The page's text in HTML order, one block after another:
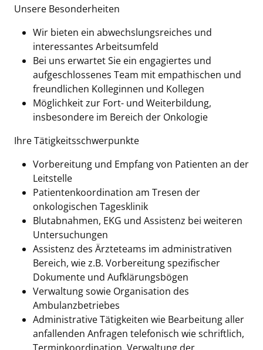
Unsere Besonderheiten
Wir bieten ein abwechslungsreiches und
interessantes Arbeitsumfeld
Bei uns erwartet Sie ein engagiertes und
aufgeschlossenes Team mit empathischen und
freundlichen Kolleginnen und Kollegen
Möglichkeit zur Fort- und Weiterbildung,
insbesondere im Bereich der Onkologie
Ihre Tätigkeitsschwerpunkte
Vorbereitung und Empfang von Patienten an der
Leitstelle
Patientenkoordination am Tresen der
onkologischen Tagesklinik
Blutabnahmen, EKG und Assistenz bei weiteren
Untersuchungen
Assistenz des Ärzteteams im administrativen
Bereich, wie z.B. Vorbereitung spezifischer
Dokumente und Aufklärungsbögen
Verwaltung sowie Organisation des
Ambulanzbetriebes
Administrative Tätigkeiten wie Bearbeitung aller
anfallenden Anfragen telefonisch wie schriftlich,